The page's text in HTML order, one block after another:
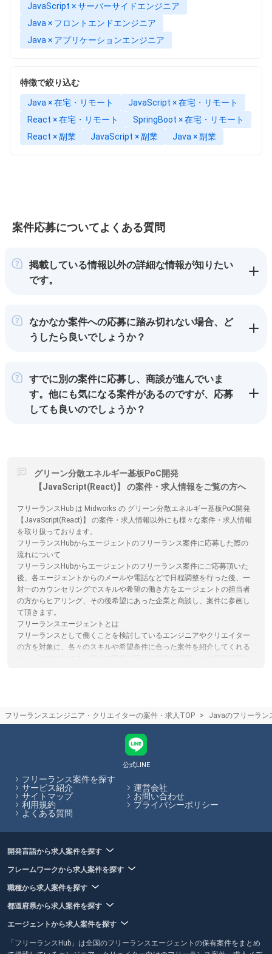
JavaScript × サーバーサイドエンジニア
Java × フロントエンドエンジニア
Java × アプリケーションエンジニア
特徴で絞り込む
Java × 在宅・リモート
JavaScript × 在宅・リモート
React × 在宅・リモート
SpringBoot × 在宅・リモート
React × 副業
JavaScript × 副業 Java × 副業
案件応募についてよくある質問
掲載している情報以外の詳細な情報が知りたい
です。
なかなか案件への応募に踏み切れない場合、ど
うしたら良いでしょうか？
すでに別の案件に応募し、商談が進んでいま
す。他にも気になる案件があるのですが、応募
しても良いのでしょうか？
グリーン分散エネルギー基板PoC開発
【JavaScript(React)】 の案件・求人情報をご覧の方へ
フリーランスHub は Midworks の グリーン分散エネルギー基板PoC開発
【JavaScript(React)】 の案件・求人情報以外にも様々な案件・求人情報
を取り扱っております。
フリーランスHubからエージェントのフリーランス案件に応募した際の
流れについて
フリーランスHubからエージェントのフリーランス案件にご応募頂いた
後、各エージェントからのメールや電話などで日程調整を行った後、一
対一のカウンセリングでスキルや希望の働き方をエージェントの担当者
の方からヒアリング、その後希望にあった企業と商談し、案件に参画し
て頂きます。
フリーランスエージェントとは
フリーランスとして働くことを検討しているエンジニアやクリエイター
の方を対象に、各々のスキルや希望条件に合った案件を紹介してくれる
フリーランスは契約期間が定まっているため、企業は経営や事業の状況
においても需要が高まると予想されています。業務委託契約でフリーラ
ンスを受け入れる企業は増加しており、今後もニーズが高まる傾向にあ
フリーランスHubはお客様のフリーランス案件探しを最大限サポートし
ていきます。
フリーランスエンジニア・クリエイターの案件・求人TOP Javaのフリーラン
公式LINE
フリーランス案件を探す
サービス紹介
運営会社
サイトマップ
お問い合わせ
利用規約
プライバシーポリシー
よくある質問
開発言語から求人案件を探す
フレームワークから求人案件を探す
職種から求人案件を探す
都道府県から求人案件を探す
エージェントから求人案件を探す
「フリーランスHub」は全国のフリーランスエージェントの保有案件をまとめ